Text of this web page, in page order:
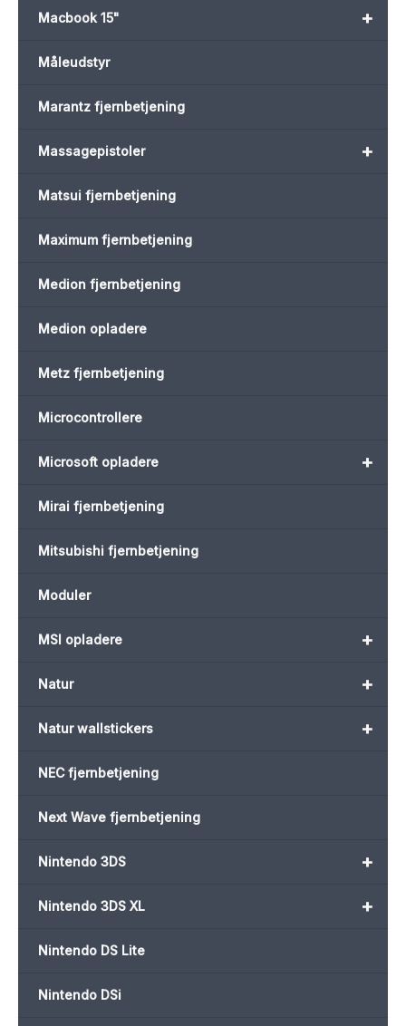
+
Macbook 15"
Måleudstyr
Marantz fjernbetjening
+
Massagepistoler
Matsui fjernbetjening
Maximum fjernbetjening
Medion fjernbetjening
Medion opladere
Metz fjernbetjening
Microcontrollere
+
Microsoft opladere
Mirai fjernbetjening
Mitsubishi fjernbetjening
Moduler
+
MSI opladere
+
Natur
+
Natur wallstickers
NEC fjernbetjening
Next Wave fjernbetjening
+
Nintendo 3DS
+
Nintendo 3DS XL
Nintendo DS Lite
Nintendo DSi